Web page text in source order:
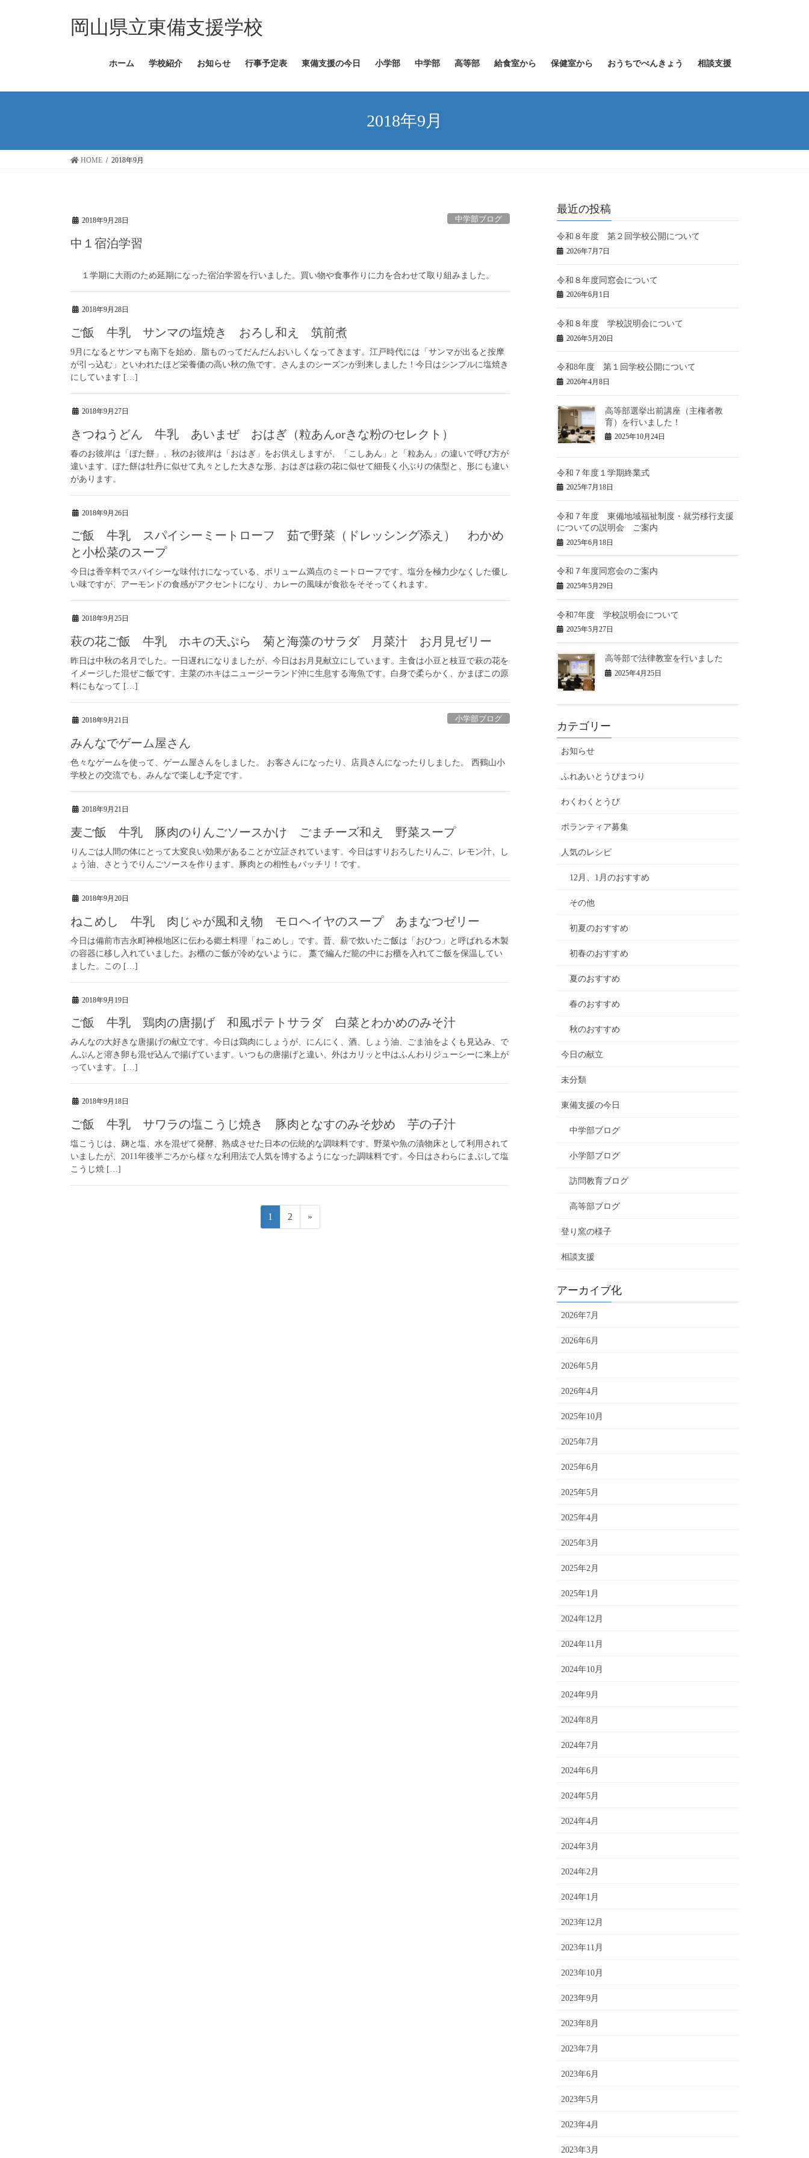
ス
ン
岡山県立東備支援学校
ホーム 学校紹介 お知らせ 行事予定表 東備支援の今日 小学部 中学部 高等部 給食室から 保健室から おうちでべんきょう 相談支援
2018年9月
HOME 2018年9月
2018年9月28日 中学部ブログ
中１宿泊学習
１学期に大雨のため延期になった宿泊学習を行いました。買い物や食事作りに力を合わせて取り組みました。
2018年9月28日
ご飯 牛乳 サンマの塩焼き おろし和え 筑前煮
9月になるとサンマも南下を始め、脂ものってだんだんおいしくなってきます。江戸時代には「サンマが出ると按摩
が引っ込む」といわれたほど栄養価の高い秋の魚です。さんまのシーズンが到来しました！今日はシンプルに塩焼き
にしています […]
2018年9月27日
きつねうどん 牛乳 あいまぜ おはぎ（粒あんorきな粉のセレクト）
春のお彼岸は「ぼた餅」、秋のお彼岸は「おはぎ」をお供えしますが、「こしあん」と「粒あん」の違いで呼び方が
違います。ぼた餅は牡丹に似せて丸々とした大きな形、おはぎは萩の花に似せて細長く小ぶりの俵型と、形にも違い
があります。
2018年9月26日
ご飯 牛乳 スパイシーミートローフ 茹で野菜（ドレッシング添え） わかめ
と小松菜のスープ
今日は香辛料でスパイシーな味付けになっている、ボリューム満点のミートローフです。塩分を極力少なくした優し
い味ですが、アーモンドの食感がアクセントになり、カレーの風味が食欲をそそってくれます。
2018年9月25日
萩の花ご飯 牛乳 ホキの天ぷら 菊と海藻のサラダ 月菜汁 お月見ゼリー
昨日は中秋の名月でした。一日遅れになりましたが、今日はお月見献立にしています。主食は小豆と枝豆で萩の花を
イメージした混ぜご飯です。主菜のホキはニュージーランド沖に生息する海魚です。白身で柔らかく、かまぼこの原
料にもなって […]
2018年9月21日 小学部ブログ
みんなでゲーム屋さん
色々なゲームを使って、ゲーム屋さんをしました。 お客さんになったり、店員さんになったりしました。 西鶴山小
学校との交流でも、みんなで楽しむ予定です。
2018年9月21日
麦ご飯 牛乳 豚肉のりんごソースかけ ごまチーズ和え 野菜スープ
りんごは人間の体にとって大変良い効果があることが立証されています。今日はすりおろしたりんご、レモン汁、し
ょう油、さとうでりんごソースを作ります。豚肉との相性もバッチリ！です。
2018年9月20日
ねこめし 牛乳 肉じゃが風和え物 モロヘイヤのスープ あまなつゼリー
今日は備前市吉永町神根地区に伝わる郷土料理「ねこめし」です。昔、薪で炊いたご飯は「おひつ」と呼ばれる木製
の容器に移し入れていました。お櫃のご飯が冷めないように、 藁で編んだ籠の中にお櫃を入れてご飯を保温してい
ました。この […]
2018年9月19日
ご飯 牛乳 鶏肉の唐揚げ 和風ポテトサラダ 白菜とわかめのみそ汁
みんなの大好きな唐揚げの献立です。今日は鶏肉にしょうが、にんにく、酒、しょう油、ごま油をよくも見込み、で
んぷんと溶き卵も混ぜ込んで揚げています。いつもの唐揚げと違い、外はカリッと中はふんわりジューシーに来上が
っています。 […]
2018年9月18日
ご飯 牛乳 サワラの塩こうじ焼き 豚肉となすのみそ炒め 芋の子汁
塩こうじは、麹と塩、水を混ぜて発酵、熟成させた日本の伝統的な調味料です。野菜や魚の漬物床として利用されて
いましたが、2011年後半ごろから様々な利用法で人気を博するようになった調味料です。今日はさわらにまぶして塩
こうじ焼 […]
固
定
1
固
定
2 »
最近の投稿
令和８年度 第２回学校公開について
2026年7月7日
令和８年度同窓会について
2026年6月1日
令和８年度 学校説明会について
2026年5月20日
令和8年度 第１回学校公開について
2026年4月8日
高等部選挙出前講座（主権者教
育）を行いました！
2025年10月24日
令和７年度１学期終業式
2025年7月18日
令和７年度 東備地域福祉制度・就労移行支援
についての説明会 ご案内
2025年6月18日
令和７年度同窓会のご案内
2025年5月29日
令和7年度 学校説明会について
2025年5月27日
高等部で法律教室を行いました
2025年4月25日
カテゴリー
お知らせ
ふれあいとうびまつり
わくわくとうび
ボランティア募集
人気のレシピ
12月、1月のおすすめ
その他
初夏のおすすめ
初春のおすすめ
夏のおすすめ
春のおすすめ
秋のおすすめ
今日の献立
未分類
東備支援の今日
中学部ブログ
小学部ブログ
訪問教育ブログ
高等部ブログ
登り窯の様子
相談支援
アーカイブ化
2026年7月
2026年6月
2026年5月
2026年4月
2025年10月
2025年7月
2025年6月
2025年5月
2025年4月
2025年3月
2025年2月
2025年1月
2024年12月
2024年11月
2024年10月
2024年9月
2024年8月
2024年7月
2024年6月
2024年5月
2024年4月
2024年3月
2024年2月
2024年1月
2023年12月
2023年11月
2023年10月
2023年9月
2023年8月
2023年7月
2023年6月
2023年5月
2023年4月
2023年3月